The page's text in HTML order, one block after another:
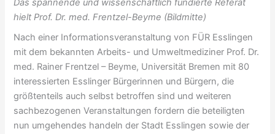
Das spannende und wissenschaftlich fundierte Referat
hielt Prof. Dr. med. Frentzel-Beyme (Bildmitte)
Nach einer Informationsveranstaltung von FÜR Esslingen
mit dem bekannten Arbeits- und Umweltmediziner Prof. Dr.
med. Rainer Frentzel – Beyme, Universität Bremen mit 80
interessierten Esslinger Bürgerinnen und Bürgern, die
größtenteils auch selbst betroffen sind und weiteren
sachbezogenen Veranstaltungen fordern die beteiligten
nun umgehendes handeln der Stadt Esslingen sowie der